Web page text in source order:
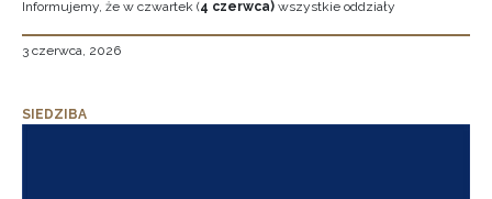
Informujemy, że w czwartek (4 czerwca) wszystkie oddziały
3 czerwca, 2026
SIEDZIBA